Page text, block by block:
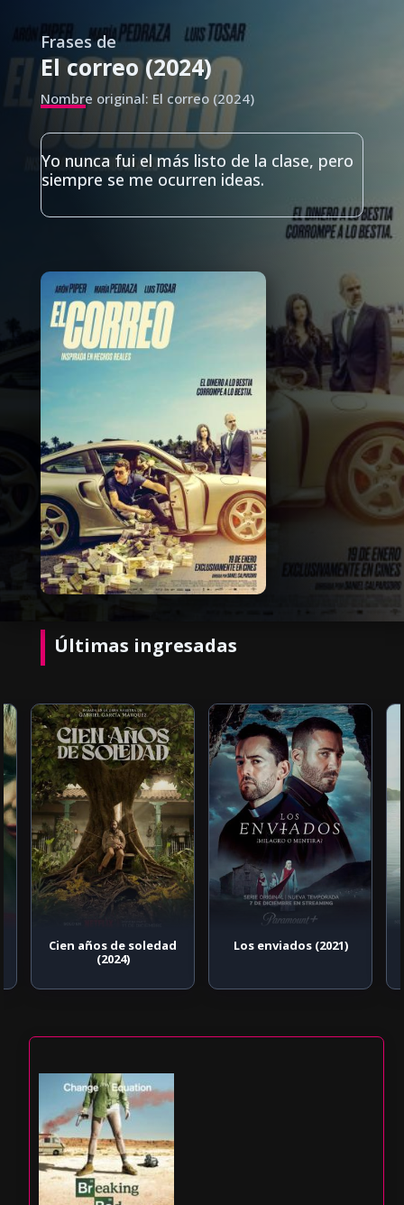
Frases de
El correo (2024)
Nombre original: El correo (2024)
Yo nunca fui el más listo de la clase, pero
siempre se me ocurren ideas.
Últimas ingresadas
Cien años de soledad
(2024)
Los enviados (2021)